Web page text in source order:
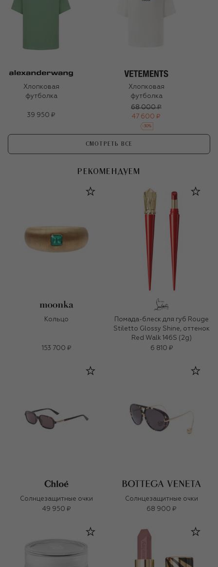
Хлопковая
футболка
39 950 ₽
Хлопковая
футболка
68 000 ₽
47 600 ₽
-30%
СМОТРЕТЬ ВСЕ
РЕКОМЕНДУЕМ
Кольцо
153 700 ₽
Помада-блеск для губ Rouge
Stiletto Glossy Shine, оттенок
Red Walk 146S (2g)
6 810 ₽
Солнцезащитные очки
49 950 ₽
Солнцезащитные очки
68 900 ₽